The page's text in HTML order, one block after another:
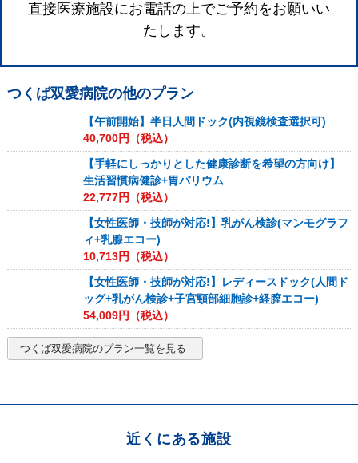
直接医療施設にお電話の上でご予約をお願いい
たします。
つくば双愛病院の他のプラン
【午前開始】半日人間ドック(内視鏡検査選択可)
40,700円（税込）
【手軽にしっかりとした健康診断を希望の方向け】
生活習慣病健診+胃バリウム
22,777円（税込）
【女性医師・技師が対応!】乳がん検診(マンモグラフ
ィ+乳腺エコー)
10,713円（税込）
【女性医師・技師が対応!】レディースドック(人間ド
ッグ+乳がん検診+子宮頸部細胞診+経膣エコー)
54,009円（税込）
つくば双愛病院のプラン一覧を見る
近くにある施設